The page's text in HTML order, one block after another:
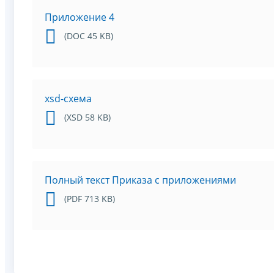
Приложение 4
(DOC 45 KB)
xsd-схема
(XSD 58 KB)
Полный текст Приказа с приложениями
(PDF 713 KB)